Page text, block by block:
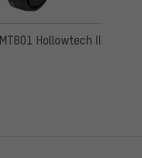
Hollowtech II